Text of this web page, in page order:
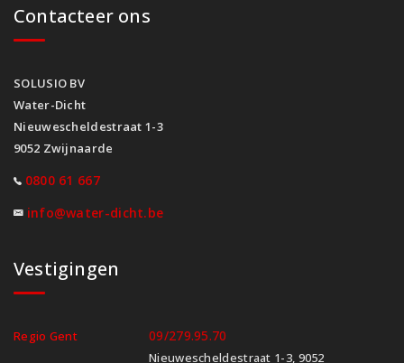
Contacteer ons
SOLUSIO BV
Water-Dicht
Nieuwescheldestraat 1-3
9052 Zwijnaarde
0800 61 667
info@water-dicht.be
Vestigingen
Regio Gent 09/279.95.70
Nieuwescheldestraat 1-3, 9052